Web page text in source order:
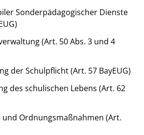
Sonderpädagogischer Dienste
(Art. 50 Abs. 3 und 4
der Schulpflicht (Art. 57 BayEUG)
des schulischen Lebens (Art. 62
und Ordnungsmaßnahmen (Art.